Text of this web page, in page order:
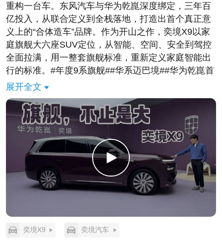
重构一台车。东风汽车与华为乾崑深度绑定，三年百
亿投入，从联合定义到全栈落地，打造出首个真正意
义上的“合体造车”品牌。作为开山之作，奕境X9以家
庭旗舰大六座SUV定位，从智能、空间、安全到驾控
全面拉满，用一整套旗舰标准，重新定义家庭智能出
行的标准。#年度9系旗舰##华系迈巴境##华为乾崑首
款旗舰SUV奕境X9##华为最新一代技术奕境X9全搭
载##奕境X9将首批搭载华为ADS5
展开全文
奕境X9 奕境汽车